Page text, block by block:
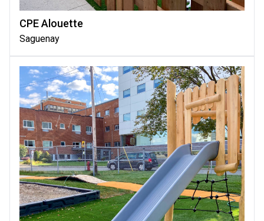
CPE Alouette
Saguenay